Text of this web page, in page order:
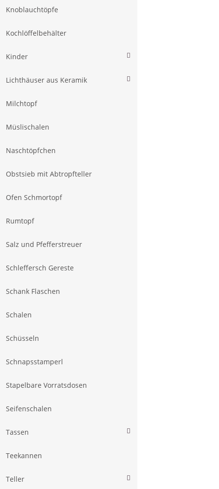
Knoblauchtöpfe
Kochlöffelbehälter
Kinder
Lichthäuser aus Keramik
Milchtopf
Müslischalen
Naschtöpfchen
Obstsieb mit Abtropfteller
Ofen Schmortopf
Rumtopf
Salz und Pfefferstreuer
Schleffersch Gereste
Schank Flaschen
Schalen
Schüsseln
Schnapsstamperl
Stapelbare Vorratsdosen
Seifenschalen
Tassen
Teekannen
Teller